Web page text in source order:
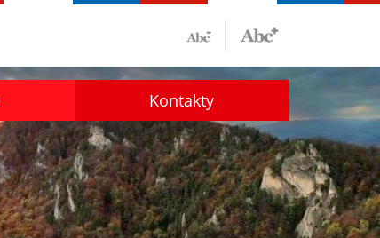
Kontakty